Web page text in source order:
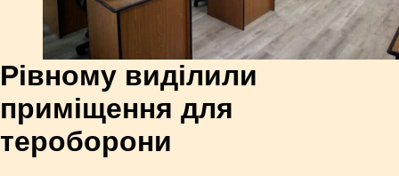
Рівному виділили
приміщення для
тероборони